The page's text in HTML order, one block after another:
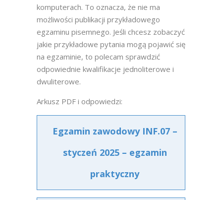
komputerach. To oznacza, że nie ma
możliwości publikacji przykładowego
egzaminu pisemnego. Jeśli chcesz zobaczyć
jakie przykładowe pytania mogą pojawić się
na egzaminie, to polecam sprawdzić
odpowiednie kwalifikacje jednoliterowe i
dwuliterowe.
Arkusz PDF i odpowiedzi:
Egzamin zawodowy INF.07 –
styczeń 2025 – egzamin
praktyczny